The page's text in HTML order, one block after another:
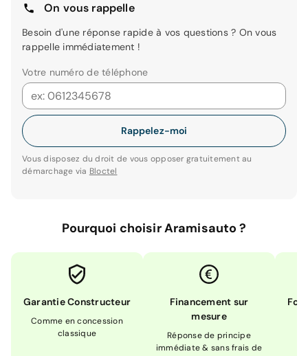
On vous rappelle
Besoin d'une réponse rapide à vos questions ? On vous
rappelle immédiatement !
Votre numéro de téléphone
Rappelez-moi
Vous disposez du droit de vous opposer gratuitement au
démarchage via Bloctel
Pourquoi choisir Aramisauto ?
Garantie Constructeur
Comme en concession
classique
Financement sur
mesure
Réponse de principe
immédiate & sans frais de